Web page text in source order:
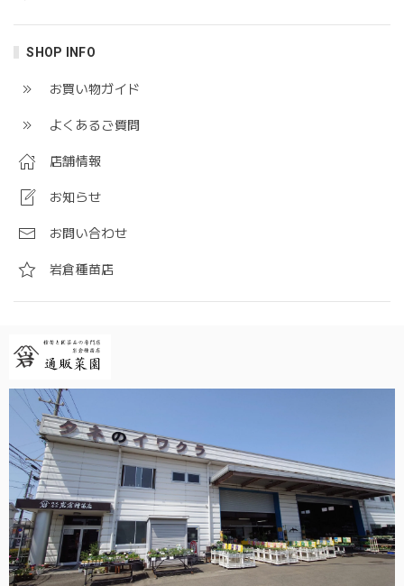
SHOP INFO
お買い物ガイド
よくあるご質問
店舗情報
お知らせ
お問い合わせ
岩倉種苗店